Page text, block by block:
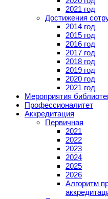
2021 год
Достижения
2014 год
2015 год
2016 год
2017 год
2018 год
2019 год
2020 год
2021 год
Мероприятия
Профессионалитет
Аккредитация
Первичная
2021
2022
2023
2024
2025
2026
Алгоритм